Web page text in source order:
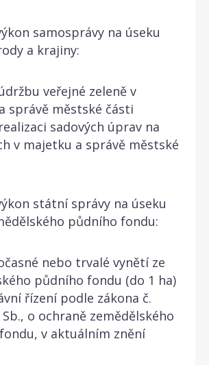
samosprávy na úseku
a krajiny:
veřejné zeleně v
správě městské části
sadových úprav na
v majetku a správě městské
státní správy na úseku
půdního fondu:
nebo trvalé vynětí ze
půdního fondu (do 1 ha)
řízení podle zákona č.
o ochraně zemědělského
v aktuálním znění